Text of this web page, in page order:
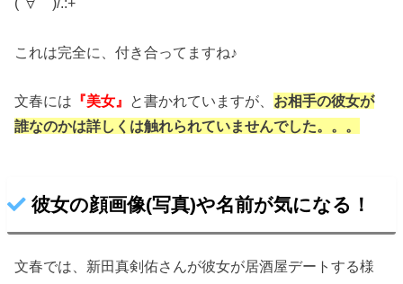
これは完全に、付き合ってますね♪
文春には 『美女』 と書かれていますが、 お相手の彼女が
誰なのかは詳しくは触れられていませんでした。。。
彼女の顔画像(写真)や名前が気になる！
文春では、新田真剣佑さんが彼女が居酒屋デートする様